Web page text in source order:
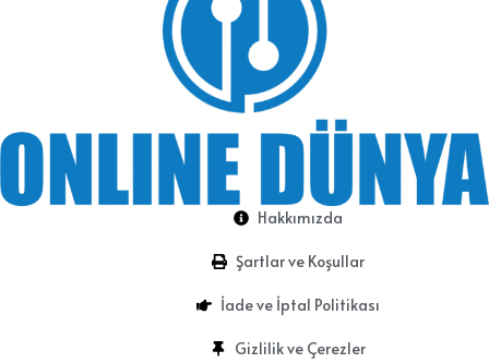
Hakkımızda
Şartlar ve Koşullar
İade ve İptal Politikası
Gizlilik ve Çerezler